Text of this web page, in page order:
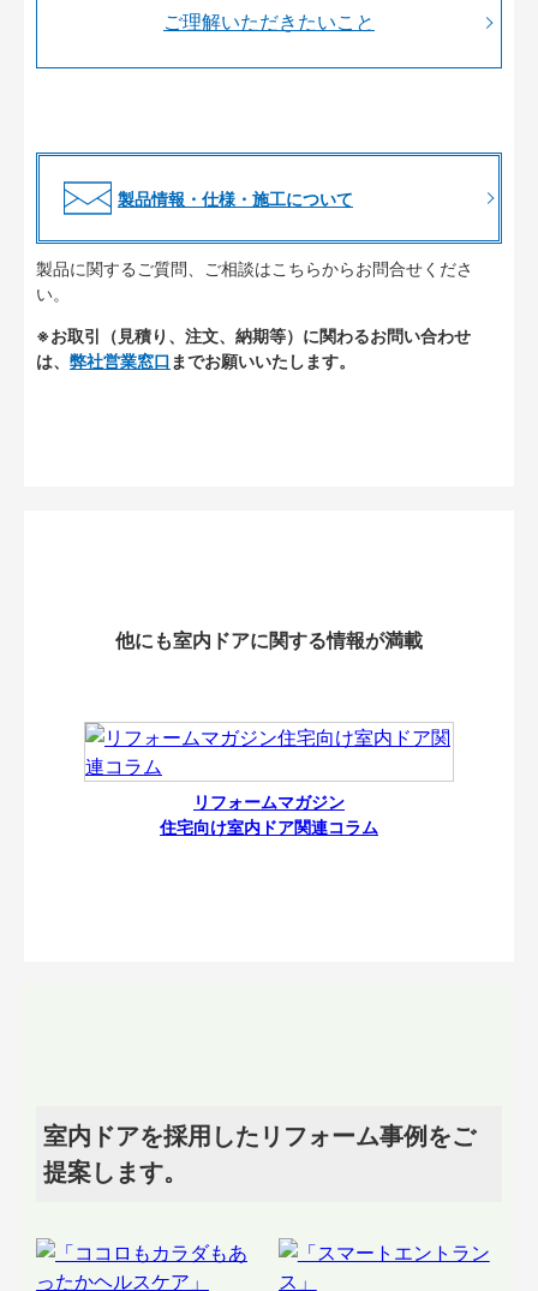
ご理解いただきたいこと
製品情報・仕様・施工について
製品に関するご質問、ご相談はこちらからお問合せくださ
い。
※お取引（見積り、注文、納期等）に関わるお問い合わせ
は、 弊社営業窓口 までお願いいたします。
他にも室内ドアに関する情報が満載
リフォームマガジン
住宅向け室内ドア関連コラム
室内ドアを採用したリフォーム事例をご
提案します。